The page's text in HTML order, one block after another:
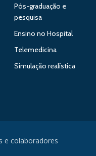
Pós-graduação e
pesquisa
Ensino no Hospital
Telemedicina
Simulação realística
e colaboradores